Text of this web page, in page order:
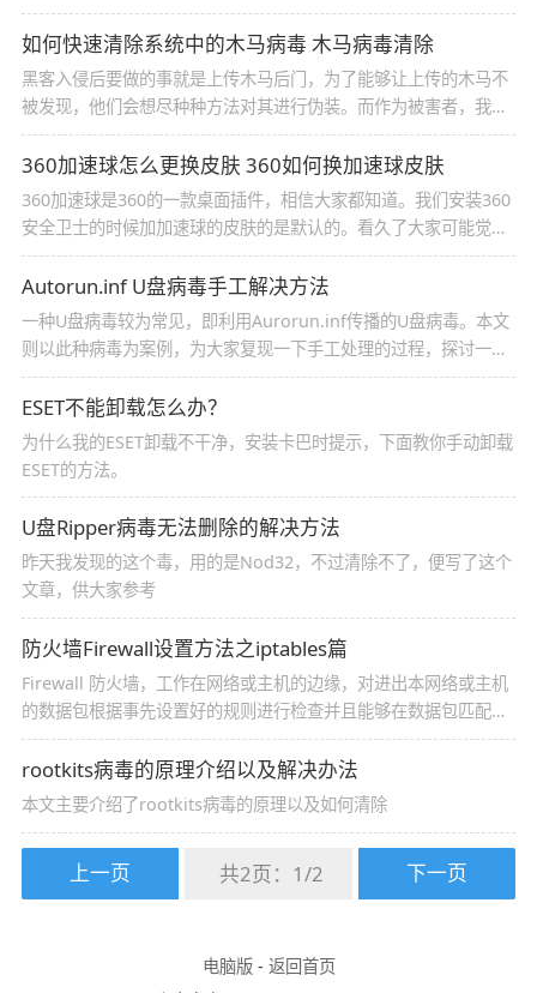
口;遭遇类似上述现象时，那几乎就能断定本地计算机系统已经感染
了近来非常猖獗的闪盘病毒，这种病毒一般通过“Autorun.inf”文件
进行传播。
如何快速清除系统中的木马病毒 木马病毒清除
黑客入侵后要做的事就是上传木马后门，为了能够让上传的木马不
被发现，他们会想尽种种方法对其进行伪装。而作为被害者，我们
又该如何识破伪装，将系统中的木马统统清除掉呢！
360加速球怎么更换皮肤 360如何换加速球皮肤
360加速球是360的一款桌面插件，相信大家都知道。我们安装360
安全卫士的时候加加速球的皮肤的是默认的。看久了大家可能觉得
不喜欢，下面小编就为大家介绍一下360加速球如何更换皮肤
Autorun.inf U盘病毒手工解决方法
一种U盘病毒较为常见，即利用Aurorun.inf传播的U盘病毒。本文
则以此种病毒为案例，为大家复现一下手工处理的过程，探讨一下
手工处理的思路。
ESET不能卸载怎么办？
为什么我的ESET卸载不干净，安装卡巴时提示，下面教你手动卸载
ESET的方法。
U盘Ripper病毒无法删除的解决方法
昨天我发现的这个毒，用的是Nod32，不过清除不了，便写了这个
文章，供大家参考
防火墙Firewall设置方法之iptables篇
Firewall 防火墙，工作在网络或主机的边缘，对进出本网络或主机
的数据包根据事先设置好的规则进行检查并且能够在数据包匹配到
之后由预置的动作进行处理的组件的组合
rootkits病毒的原理介绍以及解决办法
本文主要介绍了rootkits病毒的原理以及如何清除
共2页： 1/2
上一页 下一页
电脑版- 返回首页